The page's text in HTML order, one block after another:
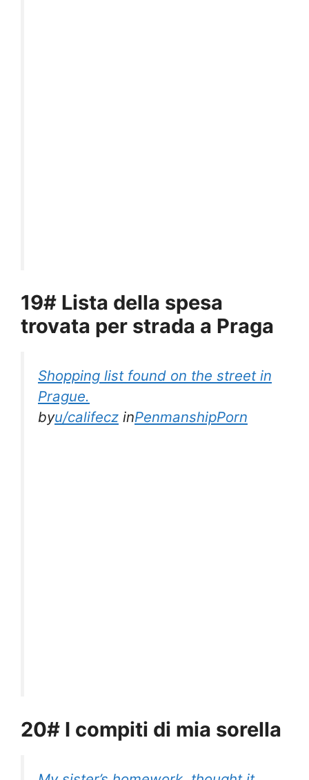
19# Lista della spesa
trovata per strada a Praga
Shopping list found on the street in
Prague.
byu/califecz inPenmanshipPorn
20# I compiti di mia sorella